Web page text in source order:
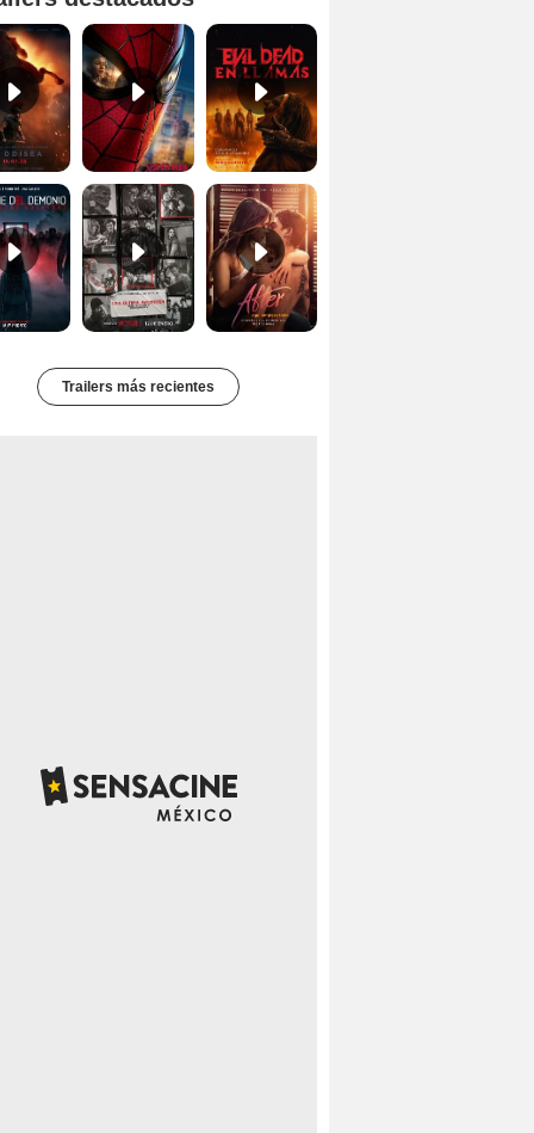
Primer tráiler oficial de 'La Odisea' 'Spider-Man Un Nuevo Día' - Tráiler oficial subtitulado
Primer Tráiler Oficial Subtitulado de 'Una última aventura: Detrás de cámaras de Stranger Things 5' Tráiler de 'After: Aquí empieza todo'
Trailers más recientes